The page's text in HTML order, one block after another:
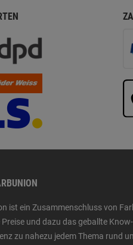
ist ein Zusammenschluss von
und dazu das geballte
zu nahezu jedem Thema rund